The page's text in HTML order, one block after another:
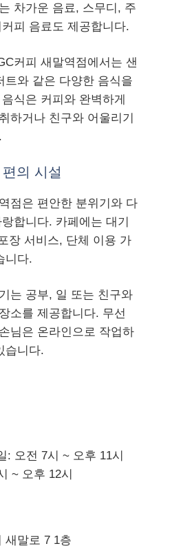
차가운 음료, 스무디, 주
피 음료도 제공합니다.
커피 새말역점에서는 샌
트와 같은 다양한 음식을
식은 커피와 완벽하게
하거나 친구와 어울리기
의 시설
점은 편안한 분위기와 다
합니다. 카페에는 대기
장 서비스, 단체 이용 가
니다.
는 공부, 일 또는 친구와
소를 제공합니다. 무선
님은 온라인으로 작업하
습니다.
: 오전 7시 ~ 오후 11시
~ 오후 12시
새말로 7 1층